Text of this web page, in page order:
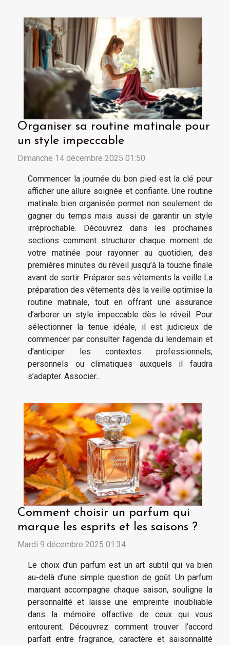
Organiser sa routine matinale pour
un style impeccable
Dimanche 14 décembre 2025 01:50
Commencer la journée du bon pied est la clé pour
afficher une allure soignée et confiante. Une routine
matinale bien organisée permet non seulement de
gagner du temps mais aussi de garantir un style
irréprochable. Découvrez dans les prochaines
sections comment structurer chaque moment de
votre matinée pour rayonner au quotidien, des
premières minutes du réveil jusqu’à la touche finale
avant de sortir. Préparer ses vêtements la veille La
préparation des vêtements dès la veille optimise la
routine matinale, tout en offrant une assurance
d’arborer un style impeccable dès le réveil. Pour
sélectionner la tenue idéale, il est judicieux de
commencer par consulter l’agenda du lendemain et
d’anticiper les contextes professionnels,
personnels ou climatiques auxquels il faudra
s’adapter. Associer...
Comment choisir un parfum qui
marque les esprits et les saisons ?
Mardi 9 décembre 2025 01:34
Le choix d’un parfum est un art subtil qui va bien
au-delà d’une simple question de goût. Un parfum
marquant accompagne chaque saison, souligne la
personnalité et laisse une empreinte inoubliable
dans la mémoire olfactive de ceux qui vous
entourent. Découvrez comment trouver l’accord
parfait entre fragrance, caractère et saisonnalité